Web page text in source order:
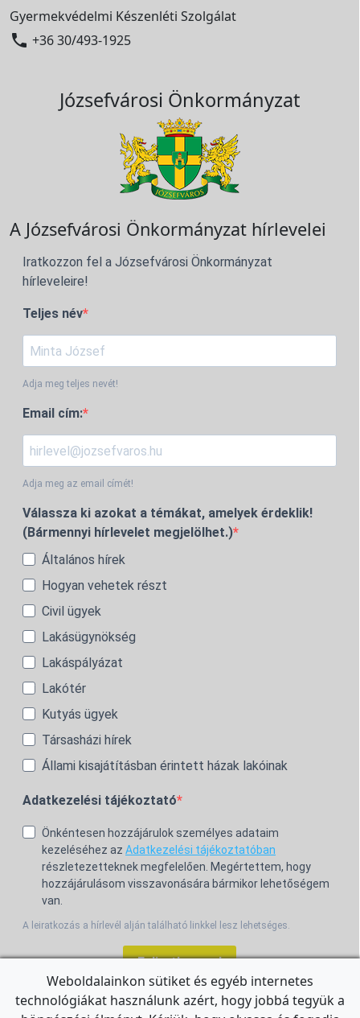
Gyermekvédelmi Készenléti Szolgálat
 +36 30/493-1925
Józsefvárosi Önkormányzat
A Józsefvárosi Önkormányzat hírlevelei
Iratkozzon fel a Józsefvárosi Önkormányzat
hírleveleire!
Teljes név
Adja meg teljes nevét!
Email cím:
Adja meg az email címét!
Válassza ki azokat a témákat, amelyek érdeklik!
(Bármennyi hírlevelet megjelölhet.)
Általános hírek
Hogyan vehetek részt
Civil ügyek
Lakásügynökség
Lakáspályázat
Lakótér
Kutyás ügyek
Társasházi hírek
Állami kisajátításban érintett házak lakóinak
Adatkezelési tájékoztató
Önkéntesen hozzájárulok személyes adataim
kezeléséhez az Adatkezelési tájékoztatóban
részletezetteknek megfelelően. Megértettem, hogy
hozzájárulásom visszavonására bármikor lehetőségem
van.
A leiratkozás a hírlevél alján található linkkel lesz lehetséges.
Feliratkozom!
Weboldalainkon sütiket és egyéb internetes
technológiákat használunk azért, hogy jobbá tegyük a